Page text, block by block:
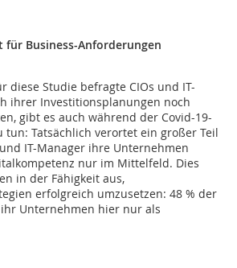
für Business-Anforderungen
diese Studie befragte CIOs und IT-
ihrer Investitionsplanungen noch
gibt es auch während der Covid-19-
tun: Tatsächlich verortet ein großer Teil
IT-Manager ihre Unternehmen
nur im Mittelfeld. Dies
in der Fähigkeit aus,
erfolgreich umzusetzen: 48 % der
Unternehmen hier nur als